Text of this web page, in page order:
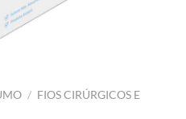
/ FIOS CIRÚRGICOS E